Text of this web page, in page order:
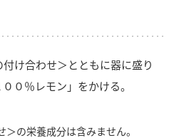
け合わせ＞とともに器に盛り
０％レモン」をかける。
の栄養成分は含みません。